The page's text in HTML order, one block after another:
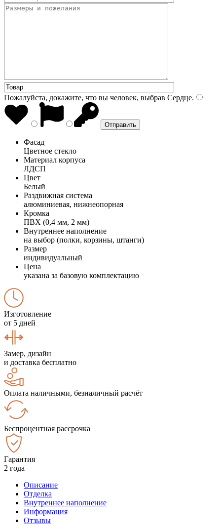
Пожалуйста, докажите, что вы человек, выбрав Сердце.
Фасад
Цветное стекло
Материал корпуса
ЛДСП
Цвет
Белый
Раздвижная система
алюминиевая, нижнеопорная
Кромка
ПВХ (0,4 мм, 2 мм)
Внутреннее наполнение
на выбор (полки, корзины, штанги)
Размер
индивидуальный
Цена
указана за базовую комплектацию
Изготовление
от 5 дней
Замер, дизайн
и доставка бесплатно
Оплата наличными, безналичный расчёт
Беспроцентная рассрочка
Гарантия
2 года
Описание
Отделка
Внутреннее наполнение
Информация
Отзывы